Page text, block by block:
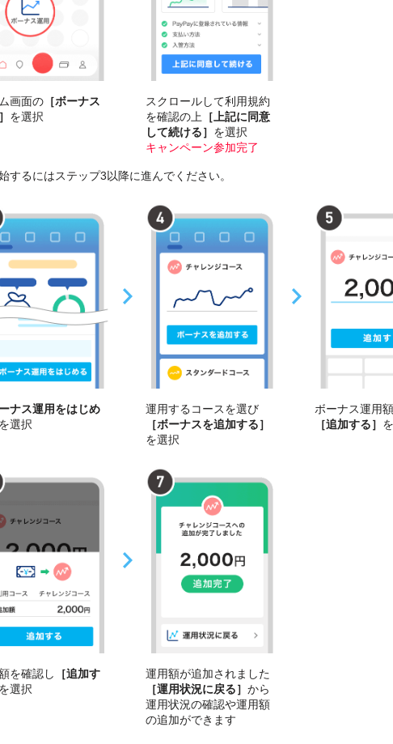
画面の ［ボーナス
を選択
スクロールして利用規約
を確認の上
［上記に同意
して続ける］ を選択
キャンペーン参加完了
するにはステップ3以降に進んでください。
ーナス運用をはじめ
を選択
運用するコースを選び
［ボーナスを追加する］
を選択
ボーナス運用
［追加する］
を確認し
［追加す
を選択
運用額が追加されました
［運用状況に戻る］ から
運用状況の確認や運用額
の追加ができます